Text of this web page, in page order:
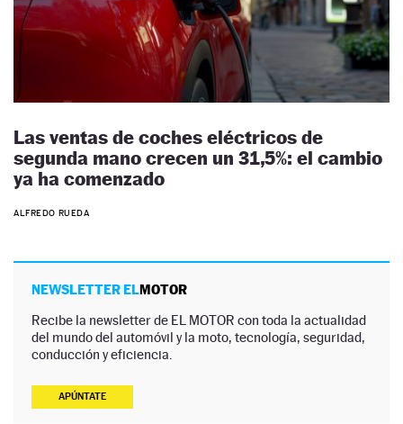
Las ventas de coches eléctricos de
segunda mano crecen un 31,5%: el cambio
ya ha comenzado
ALFREDO RUEDA
NEWSLETTER ELMOTOR
Recibe la newsletter de EL MOTOR con toda la actualidad
del mundo del automóvil y la moto, tecnología, seguridad,
conducción y eficiencia.
APÚNTATE